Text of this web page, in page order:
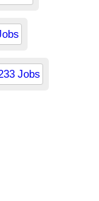
Jobs